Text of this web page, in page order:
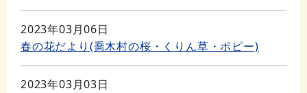
2023年03月06日
春の花だより(喬木村の桜・くりん草・ポピー)
2023年03月03日